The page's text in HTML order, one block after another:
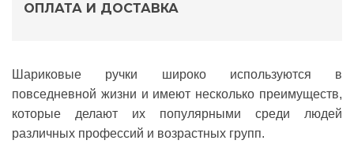
ОПЛАТА И ДОСТАВКА
Шариковые ручки широко используются в
повседневной жизни и имеют несколько преимуществ,
которые делают их популярными среди людей
различных профессий и возрастных групп.